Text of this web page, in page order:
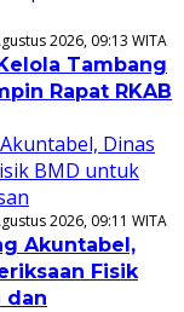
2026, 09:13 WITA
Tambang
Rapat RKAB
2026, 09:11 WITA
Akuntabel,
Fisik
dan